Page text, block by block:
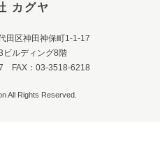
カグヤ
田区神田神保町1-1-17
ビルディング8階
FAX：03-3518-6218
All Rights Reserved.